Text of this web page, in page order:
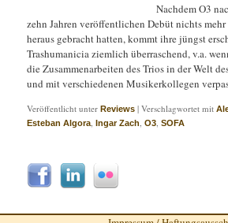
Nachdem O3
zehn Jahren veröffentlichen Debüt nichts mehr
heraus gebracht hatten, kommt ihre jüngst
Trashumanicia ziemlich überraschend, v.a.
die Zusammenarbeiten des Trios in der Welt
und mit verschiedenen Musikerkollegen
Veröffentlicht unter Reviews |Verschlagwortet mit
Esteban Algora ,Ingar Zach ,O3 ,SOFA